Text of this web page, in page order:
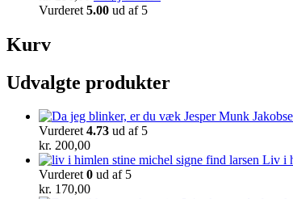
Vurderet 5.00 ud af 5
Kurv
Udvalgte produkter
Vurderet4.73 ud af 5
kr. 200,00
Liv i
Vurderet0 ud af 5
kr. 170,00